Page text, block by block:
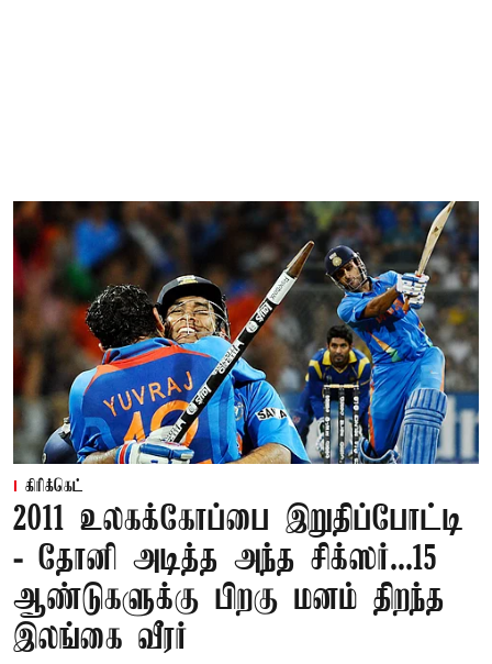
கிரிக்கெட்
2011 உலகக்கோப்பை இறுதிப்போட்டி
- தோனி அடித்த அந்த சிக்ஸர்...15
ஆண்டுகளுக்கு பிறகு மனம் திறந்த
இலங்கை வீரர்